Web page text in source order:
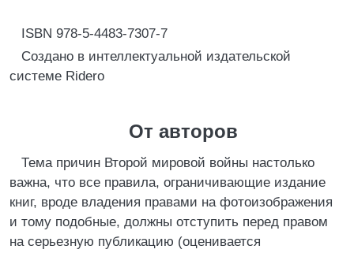
ISBN 978-5-4483-7307-7
Создано в интеллектуальной издательской
системе Ridero
От авторов
Тема причин Второй мировой войны настолько
важна, что все правила, ограничивающие издание
книг, вроде владения правами на фотоизображения
и тому подобные, должны отступить перед правом
на серьезную публикацию (оценивается